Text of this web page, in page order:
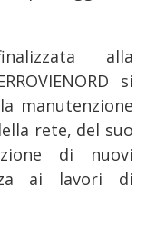
alla
si
manutenzione
rete, del suo
di nuovi
ai lavori di